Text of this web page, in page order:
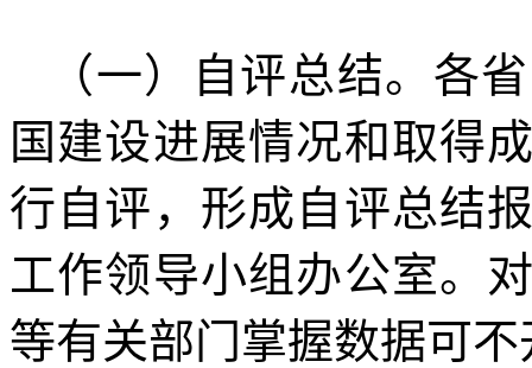
（一）自评总结。各
国建设进展情况和取得
行自评，形成自评总结
工作领导小组办公室。
等有关部门掌握数据可